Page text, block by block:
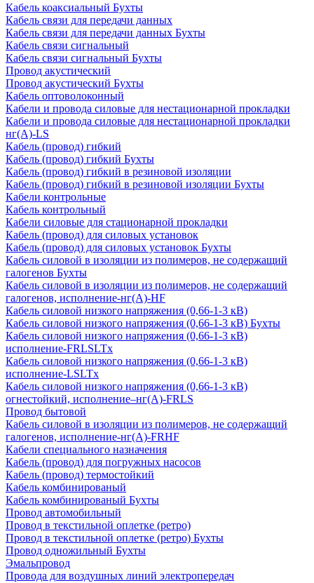
Кабель коаксиальный Бухты
Кабель связи для передачи данных
Кабель связи для передачи данных Бухты
Кабель связи сигнальный
Кабель связи сигнальный Бухты
Провод акустический
Провод акустический Бухты
Кабель оптоволоконный
Кабели и провода силовые для нестационарной прокладки
Кабели и провода силовые для нестационарной прокладки
нг(А)-LS
Кабель (провод) гибкий
Кабель (провод) гибкий Бухты
Кабель (провод) гибкий в резиновой изоляции
Кабель (провод) гибкий в резиновой изоляции Бухты
Кабели контрольные
Кабель контрольный
Кабели силовые для стационарной прокладки
Кабель (провод) для силовых установок
Кабель (провод) для силовых установок Бухты
Кабель силовой в изоляции из полимеров, не содержащий
галогенов Бухты
Кабель силовой в изоляции из полимеров, не содержащий
галогенов, исполнение-нг(А)-HF
Кабель силовой низкого напряжения (0,66-1-3 кВ)
Кабель силовой низкого напряжения (0,66-1-3 кВ) Бухты
Кабель силовой низкого напряжения (0,66-1-3 кВ)
исполнение-FRLSLTx
Кабель силовой низкого напряжения (0,66-1-3 кВ)
исполнение-LSLTx
Кабель силовой низкого напряжения (0,66-1-3 кВ)
огнестойкий, исполнение–нг(А)-FRLS
Провод бытовой
Кабель силовой в изоляции из полимеров, не содержащий
галогенов, исполнение-нг(А)-FRHF
Кабели специального назначения
Кабель (провод) для погружных насосов
Кабель (провод) термостойкий
Кабель комбинированый
Кабель комбинированый Бухты
Провод автомобильный
Провод в текстильной оплетке (ретро)
Провод в текстильной оплетке (ретро) Бухты
Провод одножильный Бухты
Эмальпровод
Провода для воздушных линий электропередач